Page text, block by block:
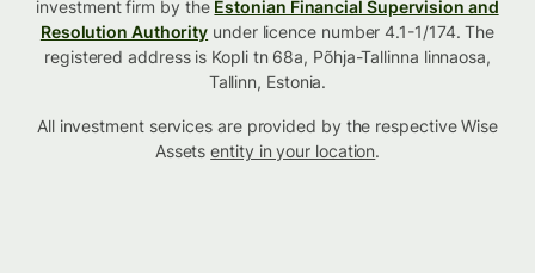
investment firm by the Estonian Financial Supervision and
Resolution Authority under licence number 4.1-1/174. The
registered address is Kopli tn 68a, Põhja-Tallinna linnaosa,
Tallinn, Estonia.
All investment services are provided by the respective Wise
Assetsentity in your location.